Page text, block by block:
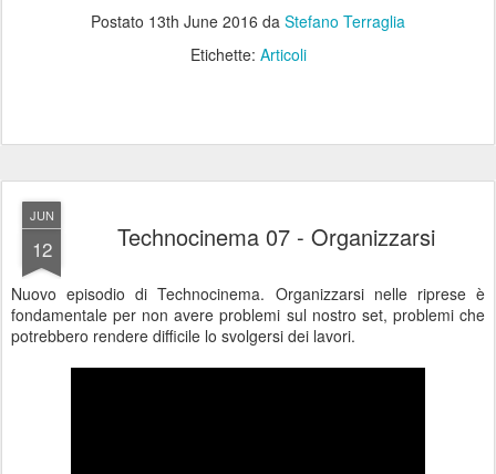
Postato 13th June 2016 da Stefano Terraglia
Etichette: Articoli
JUN
12 Technocinema 07 - Organizzarsi
Nuovo episodio di Technocinema. Organizzarsi nelle riprese è
fondamentale per non avere problemi sul nostro set, problemi che
potrebbero rendere difficile lo svolgersi dei lavori.